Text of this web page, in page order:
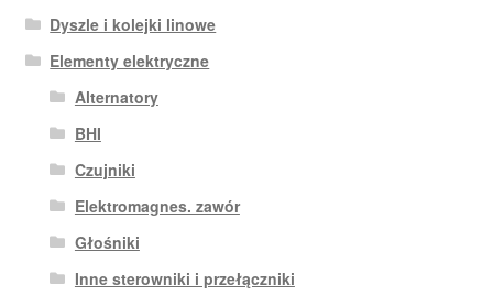
Dyszle i kolejki linowe
Elementy elektryczne
Alternatory
BHI
Czujniki
Elektromagnes. zawór
Głośniki
Inne sterowniki i przełączniki